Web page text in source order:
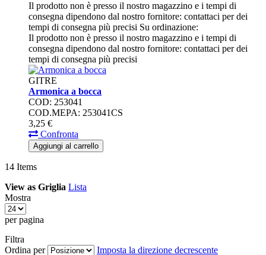
Il prodotto non è presso il nostro magazzino e i tempi di
consegna dipendono dal nostro fornitore: contattaci per dei
tempi di consegna più precisi Su ordinazione:
Il prodotto non è presso il nostro magazzino e i tempi di
consegna dipendono dal nostro fornitore: contattaci per dei
tempi di consegna più precisi
GITRE
Armonica a bocca
COD: 253041
COD.MEPA: 253041CS
3,25 €
Confronta
Aggiungi al carrello
14 Items
View as Griglia Lista
Mostra
per pagina
Filtra
Ordina per
Imposta la direzione decrescente